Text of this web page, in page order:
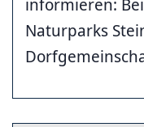
informieren:
Naturparks